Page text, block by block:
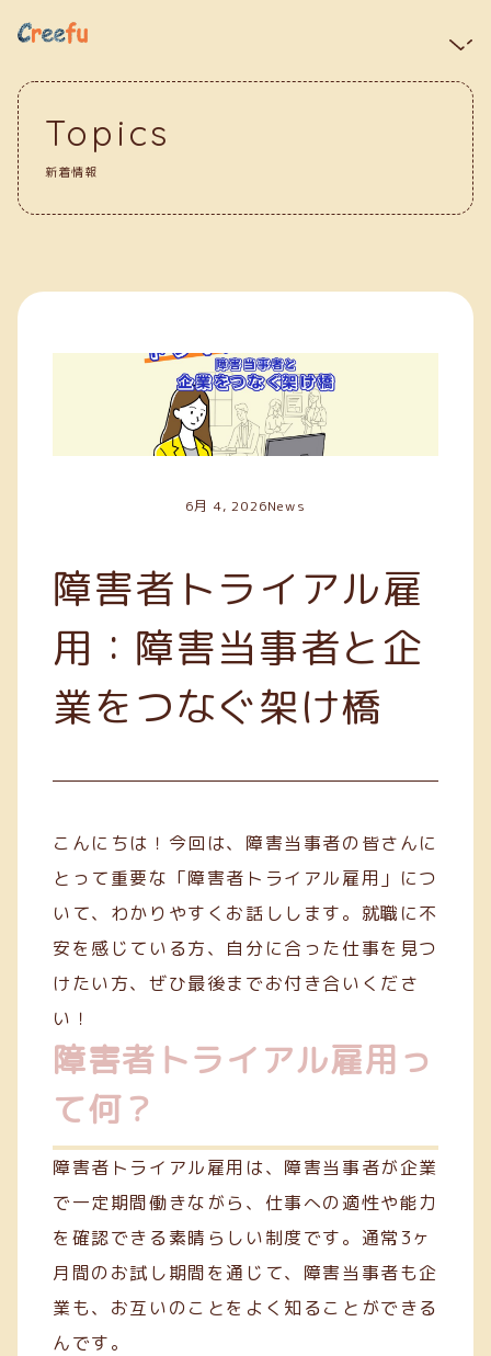
Topics
新着情報
6月 4, 2026News
障害者トライアル雇
用：障害当事者と企
業をつなぐ架け橋
こんにちは！今回は、障害当事者の皆さんに
とって重要な「障害者トライアル雇用」につ
いて、わかりやすくお話しします。就職に不
安を感じている方、自分に合った仕事を見つ
けたい方、ぜひ最後までお付き合いくださ
い！
障害者トライアル雇用っ
て何？
障害者トライアル雇用は、障害当事者が企業
で一定期間働きながら、仕事への適性や能力
を確認できる素晴らしい制度です。通常3ヶ
月間のお試し期間を通じて、障害当事者も企
業も、お互いのことをよく知ることができる
んです。